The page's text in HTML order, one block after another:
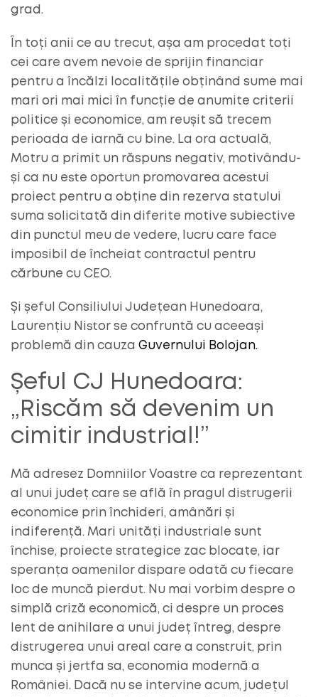
grad.
În toți anii ce au trecut, așa am procedat toți
cei care avem nevoie de sprijin financiar
pentru a încălzi localitățile obținând sume mai
mari ori mai mici în funcție de anumite criterii
politice și economice, am reușit să trecem
perioada de iarnă cu bine. La ora actuală,
Motru a primit un răspuns negativ, motivându-
și ca nu este oportun promovarea acestui
proiect pentru a obține din rezerva statului
suma solicitată din diferite motive subiective
din punctul meu de vedere, lucru care face
imposibil de încheiat contractul pentru
cărbune cu CEO.
Și șeful Consiliului Județean Hunedoara,
Laurențiu Nistor se confruntă cu aceeași
problemă din cauza Guvernului Bolojan.
Șeful CJ Hunedoara:
„Riscăm să devenim un
cimitir industrial!”
Mă adresez Domniilor Voastre ca reprezentant
al unui județ care se află în pragul distrugerii
economice prin închideri, amânări și
indiferență. Mari unități industriale sunt
închise, proiecte strategice zac blocate, iar
speranța oamenilor dispare odată cu fiecare
loc de muncă pierdut. Nu mai vorbim despre o
simplă criză economică, ci despre un proces
lent de anihilare a unui județ întreg, despre
distrugerea unui areal care a construit, prin
munca și jertfa sa, economia modernă a
României. Dacă nu se intervine acum, județul